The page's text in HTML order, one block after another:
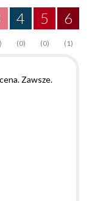
6
(1)
5
(0)
4
(0)
Zawsze.